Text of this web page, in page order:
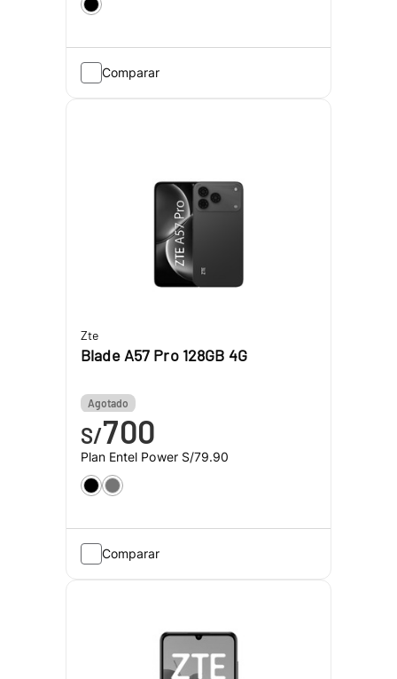
Comparar
Zte
Blade A57 Pro 128GB 4G
Agotado
S/700
Plan Entel Power S/79.90
Comparar